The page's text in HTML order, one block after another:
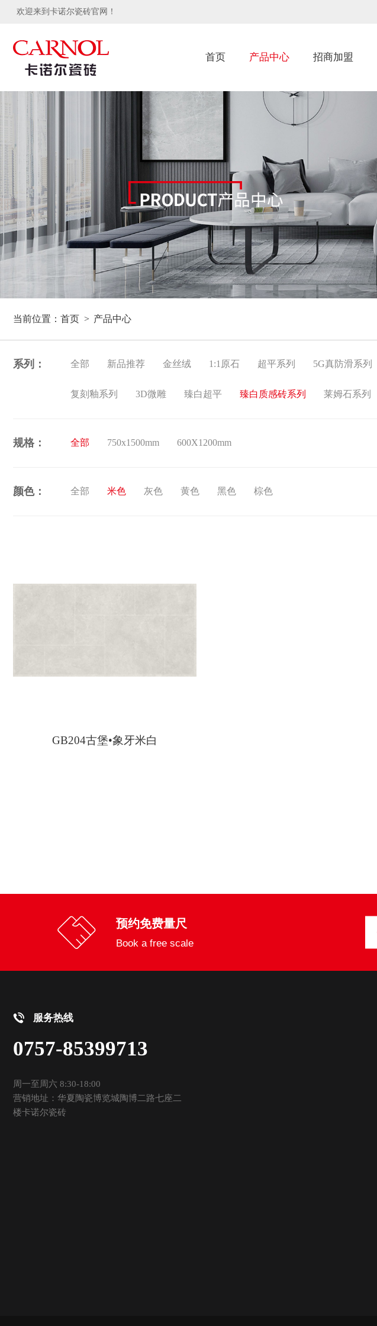
欢迎来到卡诺尔瓷砖官网！
首页 产品中心 招商加盟
当前位置： 首页 产品中心
系列： 全部 新品推荐 金丝绒 1:1原石 超平系列 5G真防滑系列
复刻釉系列 3D微雕 臻白超平 臻白质感砖系列 莱姆石系列
规格： 全部 750x1500mm 600X1200mm
颜色： 全部 米色 灰色 黄色 黑色 棕色
GB204古堡•象牙米白
预约免费量尺
Book a free scale
服务热线
0757-85399713
周一至周六 8:30-18:00
营销地址：华夏陶瓷博览城陶博二路七座二
楼卡诺尔瓷砖